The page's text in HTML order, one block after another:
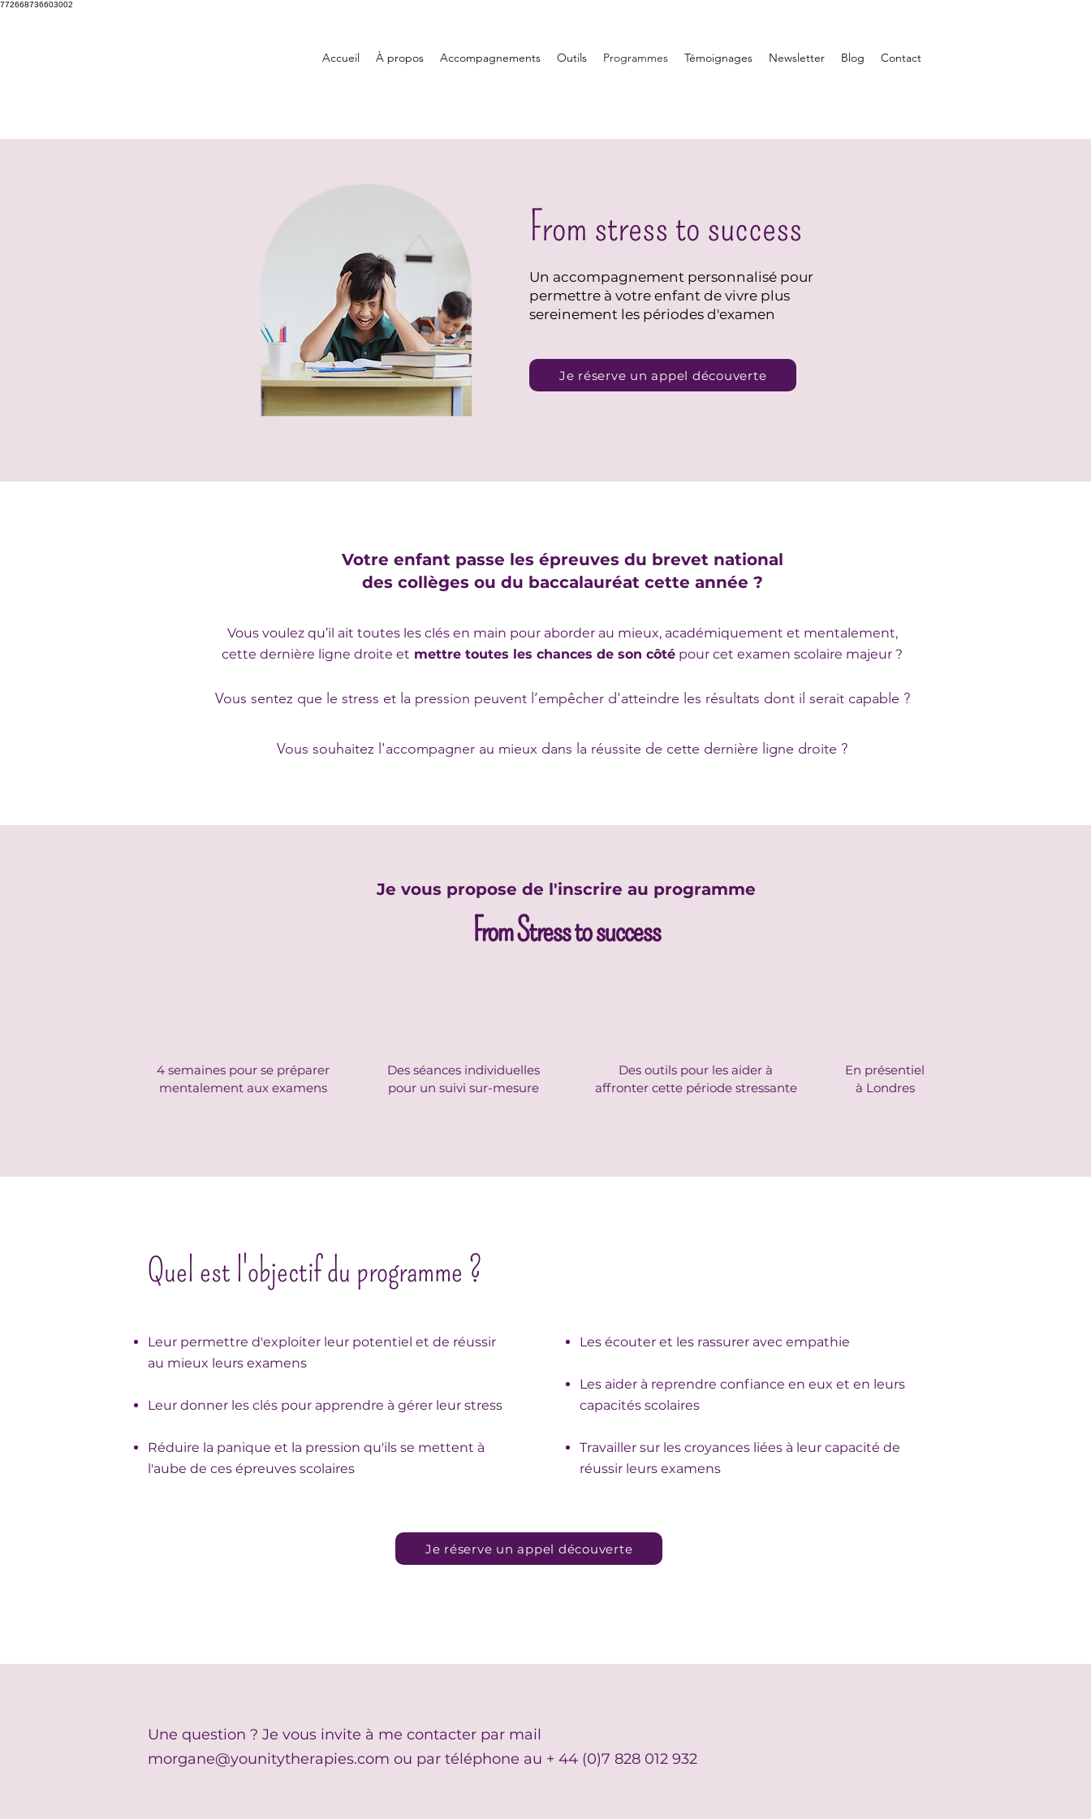
772668736603002
Accueil À propos Accompagnements Outils Programmes Témoignages Newsletter Blog Contact
From stress to success
Un accompagnement personnalisé pour
permettre à votre enfant de vivre plus
sereinement les périodes d'examen
Je réserve un appel découverte
Votre enfant passe les épreuves du brevet national
des collèges ou du baccalauréat cette année ?
Vous voulez qu’il ait toutes les clés en main pour aborder au mieux, académiquement et mentalement,
cette dernière ligne droite et mettre toutes les chances de son côté pour cet examen scolaire majeur ?
Vous sentez que le stress et la pression peuvent l’empêcher d'atteindre les résultats dont il serait capable ?
Vous souhaitez l'accompagner au mieux dans la réussite de cette dernière ligne droite ?
Je vous propose de l'inscrire au programme
From Stress to success
4 semaines pour se préparer
mentalement aux examens
Des séances individuelles
pour un suivi sur-mesure
Des outils pour les aider à
affronter cette période stressante
En présentiel
à Londres
Quel est l'objectif du programme ?
Leur permettre d'exploiter leur potentiel et de réussir
au mieux leurs examens
Leur donner les clés pour apprendre à gérer leur stress
Réduire la panique et la pression qu'ils se mettent à
l'aube de ces épreuves scolaires
Les écouter et les rassurer avec empathie
Les aider à reprendre confiance en eux et en leurs
capacités scolaires
Travailler sur les croyances liées à leur capacité de
réussir leurs examens
Je réserve un appel découverte
Une question ? Je vous invite à me contacter par mail
morgane@younitytherapies.com ou par téléphone au + 44 (0)7 828 012 932